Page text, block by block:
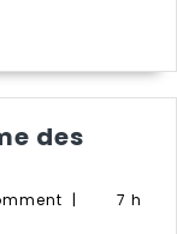
des
|
7 h